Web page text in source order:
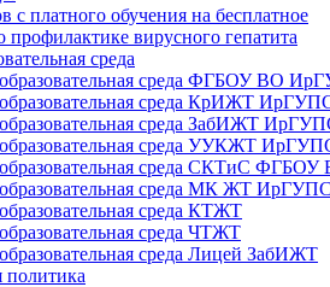
с платного обучения на бесплатное
вирусного гепатита
среда
среда ФГБОУ ВО
среда КрИЖТ
среда ЗабИЖТ
среда УУКЖТ
среда СКТиС
среда МК ЖТ ИрГУПС
среда КТЖТ
среда ЧТЖТ
среда Лицей ЗабИЖТ
политика